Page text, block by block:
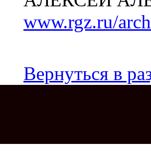
www.rgz.ru/
Вернуться в